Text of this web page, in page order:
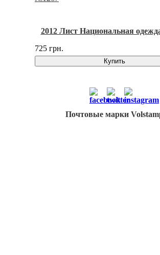
2012 Лист Национальная
725 грн.
Купить
Почтовые марки